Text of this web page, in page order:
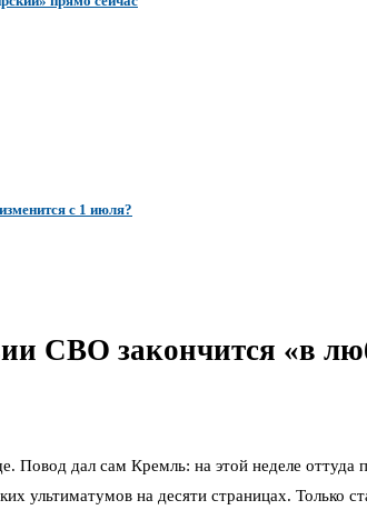
с 1 июля?
СВО закончится «в
Повод дал сам Кремль: на этой неделе
ультиматумов на десяти страницах. Только